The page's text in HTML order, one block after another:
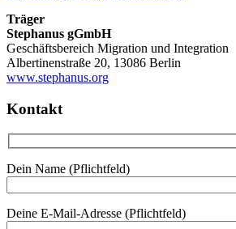
Träger
Stephanus gGmbH
Geschäftsbereich Migration und Integration
Albertinenstraße 20, 13086 Berlin
www.stephanus.org
Kontakt
Dein Name (Pflichtfeld)
Deine E-Mail-Adresse (Pflichtfeld)